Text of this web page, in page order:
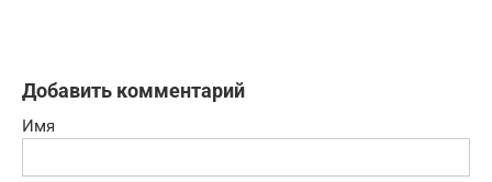
Добавить комментарий
Имя